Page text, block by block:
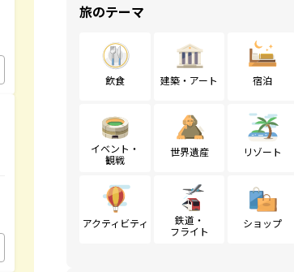
旅のテーマ
飲食 建築・アート 宿泊
イベント・
観戦
世界遺産 リゾート
アクティビティ
鉄道・
フライト
ショップ